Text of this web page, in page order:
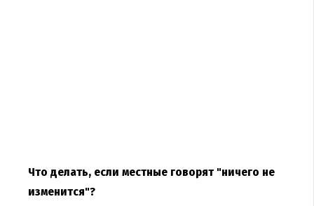
Что делать, если местные говорят "ничего не
изменится"?